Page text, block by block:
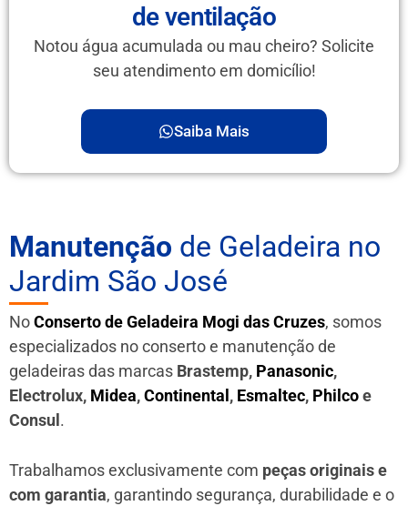
de ventilação
Notou água acumulada ou mau cheiro? Solicite
seu atendimento em domicílio!
Saiba Mais
Manutenção de Geladeira no
Jardim São José
NoConserto de Geladeira Mogi das Cruzes, somos
especializados no conserto e manutenção de
geladeiras das marcas Brastemp, Panasonic,
Electrolux, Midea,Continental, Esmaltec, Philcoe
Consul.
Trabalhamos exclusivamente com peças originais e
com garantia, garantindo segurança, durabilidade e o